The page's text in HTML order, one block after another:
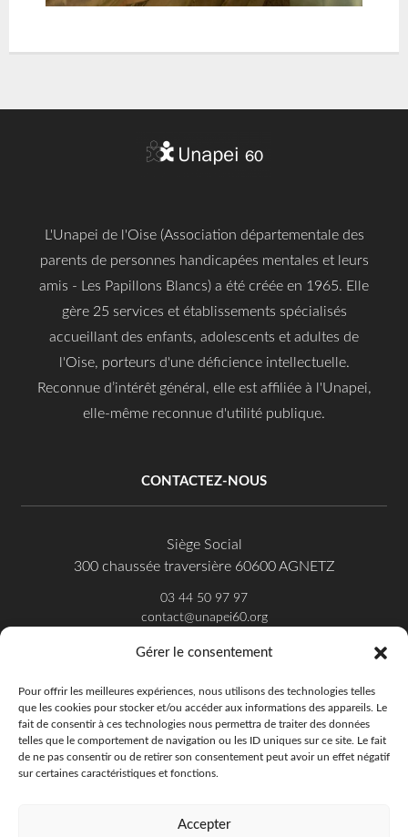
Gérer le consentement
Pour offrir les meilleures expériences, nous utilisons des technologies telles
que les cookies pour stocker et/ou accéder aux informations des appareils. Le
fait de consentir à ces technologies nous permettra de traiter des données
telles que le comportement de navigation ou les ID uniques sur ce site. Le fait
de ne pas consentir ou de retirer son consentement peut avoir un effet négatif
sur certaines caractéristiques et fonctions.
Accepter
L'Unapei de l'Oise (Association départementale des
parents de personnes handicapées mentales et leurs
amis - Les Papillons Blancs) a été créée en 1965. Elle
gère 25 services et établissements spécialisés
accueillant des enfants, adolescents et adultes de
l'Oise, porteurs d'une déficience intellectuelle.
Reconnue d’intérêt général, elle est affiliée à l'Unapei,
elle-même reconnue d'utilité publique.
CONTACTEZ-NOUS
Siège Social
300 chaussée traversière 60600 AGNETZ
03 44 50 97 97
contact@unapei60.org